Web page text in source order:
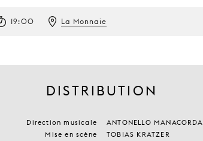
19:00 La Monnaie
DISTRIBUTION
Direction musicale
ANTONELLO MANACORDA
Mise en scène
TOBIAS KRATZER